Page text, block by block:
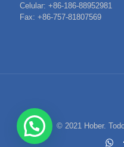
Celular: +86-186-88952981
Fax: +86-757-81807569
© 2021 Hober.